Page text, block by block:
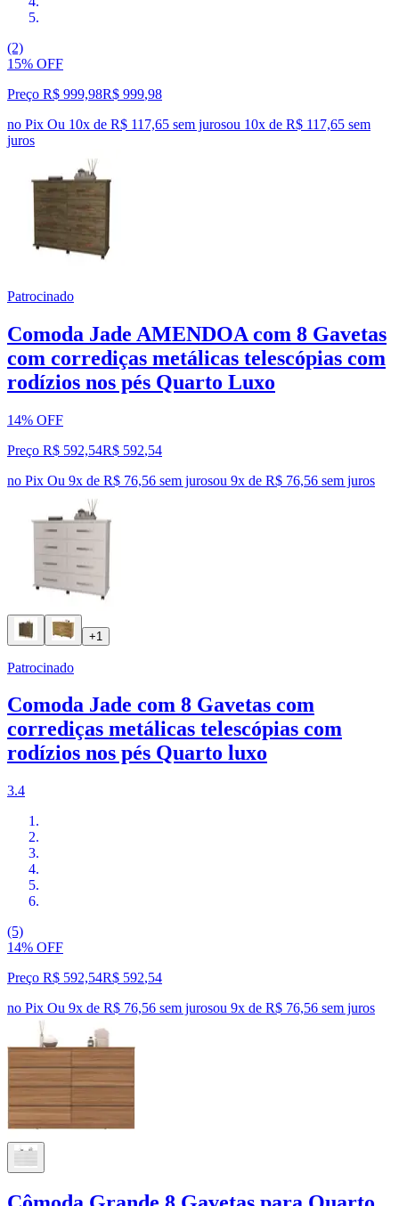
(2)
15% OFF
Preço R$ 999,98R$ 999,98
no Pix Ou 10x de R$ 117,65 sem jurosou 10x de R$ 117,65 sem
juros
Patrocinado
Comoda Jade AMENDOA com 8 Gavetas
com corrediças metálicas telescópias com
rodízios nos pés Quarto Luxo
14% OFF
Preço R$ 592,54R$ 592,54
no Pix Ou 9x de R$ 76,56 sem jurosou 9x de R$ 76,56 sem juros
+1
Patrocinado
Comoda Jade com 8 Gavetas com
corrediças metálicas telescópias com
rodízios nos pés Quarto luxo
3.4
(5)
14% OFF
Preço R$ 592,54R$ 592,54
no Pix Ou 9x de R$ 76,56 sem jurosou 9x de R$ 76,56 sem juros